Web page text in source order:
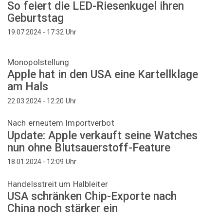
So feiert die LED-Riesenkugel ihren
Geburtstag
19.07.2024 - 17:32 Uhr
Monopolstellung
Apple hat in den USA eine Kartellklage
am Hals
22.03.2024 - 12:20 Uhr
Nach erneutem Importverbot
Update: Apple verkauft seine Watches
nun ohne Blutsauerstoff-Feature
18.01.2024 - 12:09 Uhr
Handelsstreit um Halbleiter
USA schränken Chip-Exporte nach
China noch stärker ein